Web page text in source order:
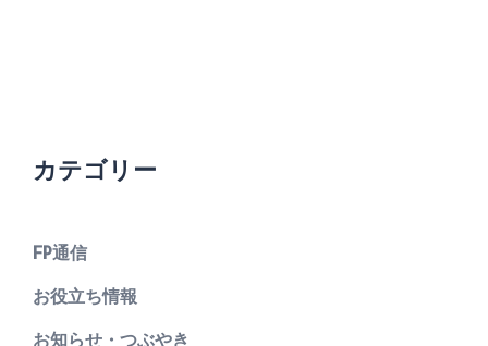
カテゴリー
FP通信
お役立ち情報
お知らせ・つぶやき